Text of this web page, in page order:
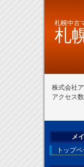
札幌中古
札
株式会社
アクセス
メ
トップ